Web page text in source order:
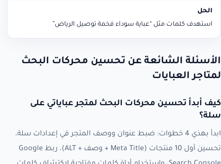
استهدف كلمات مثل “عباية سوداء فخمة توصيل الرياض”
الأسئلة الشائعة عن تحسين محركات البحث
لمتاجر العبايات
كيف أبدأ تحسين محركات البحث لمتجر عباياتي على
سلة؟
ابدأ بهذي 4 خطوات: ضبط عنوان ووصف المتجر في إعدادات سلة،
تحسين أول 10 منتجات (Meta Title + وصف + ALT)، ربط Google